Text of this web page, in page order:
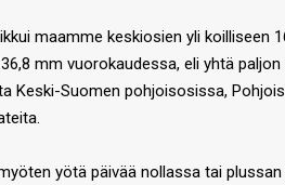
maamme keskiosien yli koilliseen
mm vuorokaudessa, eli yhtä
Keski-Suomen pohjoisosissa,
yötä päivää nollassa tai